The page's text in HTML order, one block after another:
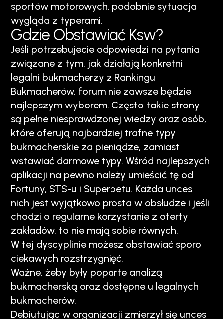
sportów motorowych, podobnie sytuacja
wygląda z typerami.
Gdzie Obstawiać Ksw?
Jeśli potrzebujecie odpowiedzi na pytania
związane z tym, jak działają konkretni
legalni bukmacherzy z Rankingu
Bukmacherów, forum nie zawsze będzie
najlepszym wyborem. Często takie strony
są pełne niesprawdzonej wiedzy oraz osób,
które oferują najbardziej trafne typy
bukmacherskie za pieniądze, zamiast
wstawiać darmowe typy. Wśród najlepszych
aplikacji na pewno należy umieścić tę od
Fortuny, STS-u i Superbetu. Każda unces
nich jest wyjątkowo prosta w obsłudze i jeśli
chodzi o regularne korzystanie z oferty
zakładów, to nie mają sobie równych.
W tej dyscyplinie możesz obstawiać sporo
ciekawych rozstrzygnięć.
Ważne, żeby były poparte analizą
bukmacherską oraz dostępne u legalnych
bukmacherów.
Debiutując w organizacji zmierzył się unces